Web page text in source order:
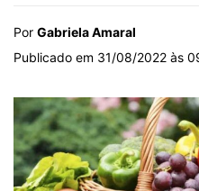
Por Gabriela Amaral
Publicado em 31/08/2022 às